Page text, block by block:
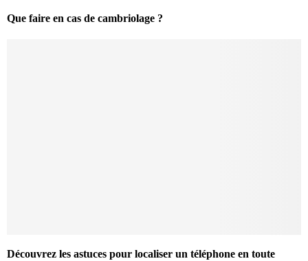
Que faire en cas de cambriolage ?
Découvrez les astuces pour localiser un téléphone en toute